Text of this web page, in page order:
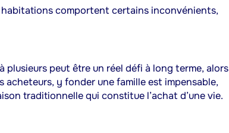
habitations comportent certains inconvénients,
plusieurs peut être un réel défi à long terme, alors
y fonder une famille est impensable,
traditionnelle qui constitue l’achat d’une vie.